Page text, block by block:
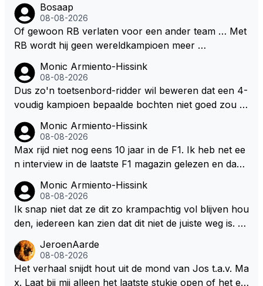
zijn als Alonso samen met Max ergens in een vieren
twings uur race samen in een team zouden zitten. D
eze 2 coureurs zouden een fantastisch affiche zijn v
Bosaap
08-08-2026
Of gewoon RB verlaten voor een ander team … Met
RB wordt hij geen wereldkampioen meer …
Monic Armiento-Hissink
08-08-2026
Dus zo'n toetsenbord-ridder wil beweren dat een 4-
voudig kampioen bepaalde bochten niet goed zou n
e reglementen wel goed vindt.
Monic Armiento-Hissink
08-08-2026
Max rijd niet nog eens 10 jaar in de F1. Ik heb net ee
n interview in de laatste F1 magazin gelezen en daari
10, 20 jaar ziet staan, zijn antwoord:" dan moet er e
en professioneel team staan dat mee doet voor over
winningen en kampioenschappen. Die standaard mo
angt ook een klein beetje af van mijn eigen keuzes v
oor de komende jaren en wat ik doe in de F1. Maar
het is zeker de doelstelling om het race team verder
Monic Armiento-Hissink
08-08-2026
Ik snap niet dat ze dit zo krampachtig vol blijven hou
den, iedereen kan zien dat dit niet de juiste weg is. W
an te gaan wijzen naar anderen waarom het fout is
gegaan. Als ze hadden gewild dan hadden ze ook in
kunnen grijpen op basis van veiligheid want er zijn si
JeroenAarde
08-08-2026
Het verhaal snijdt hout uit de mond van Jos t.a.v. Ma
x. Laat bij mij alleen het laatste stukje open of het ee